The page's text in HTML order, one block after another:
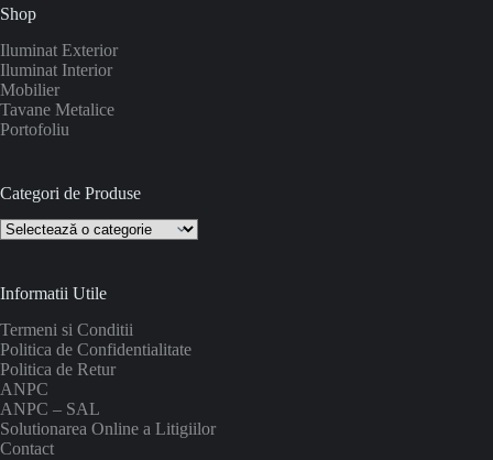
Shop
Iluminat Exterior
Iluminat Interior
Mobilier
Tavane Metalice
Portofoliu
Categori de Produse
Informatii Utile
Termeni si Conditii
Politica de Confidentialitate
Politica de Retur
ANPC
ANPC – SAL
Solutionarea Online a Litigiilor
Contact